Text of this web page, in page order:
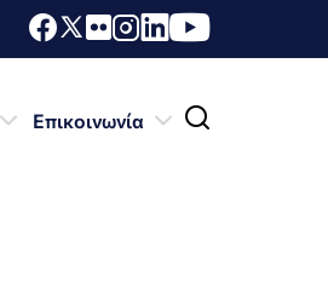
Επικοινωνία